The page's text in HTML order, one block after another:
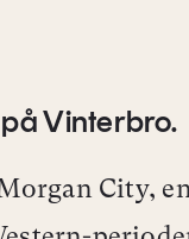
Vinterbro.
City,